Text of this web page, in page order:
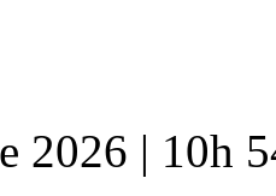
2026 | 10h